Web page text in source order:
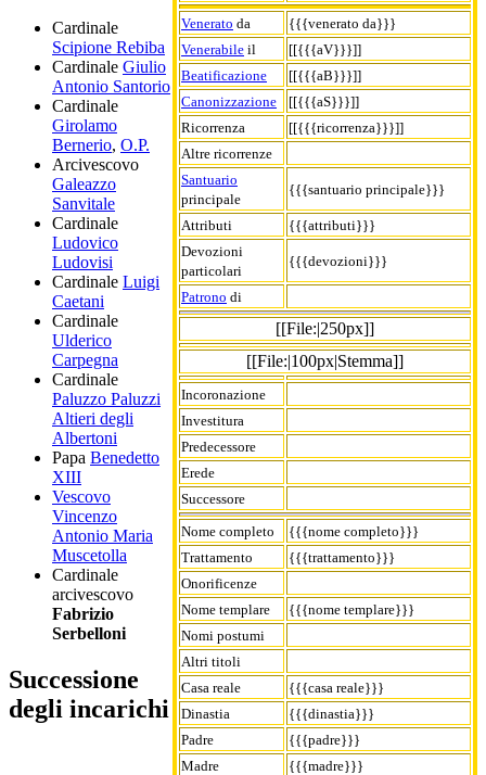
Venerato da
{{{venerato da}}}
Venerabile il
[[{{{aV}}}]]
Beatificazione
[[{{{aB}}}]]
Canonizzazione
[[{{{aS}}}]]
Ricorrenza
[[{{{ricorrenza}}}]]
Altre ricorrenze
Santuario
principale
{{{santuario principale}}}
Attributi
{{{attributi}}}
Devozioni
particolari
{{{devozioni}}}
Patrono di
[[File:|250px]]
[[File:|100px|Stemma]]
Incoronazione
Investitura
Predecessore
Erede
Successore
Nome completo
{{{nome completo}}}
Trattamento
{{{trattamento}}}
Onorificenze
Nome templare
{{{nome templare}}}
Nomi postumi
Altri titoli
Casa reale
{{{casa reale}}}
Dinastia
{{{dinastia}}}
Padre
{{{padre}}}
Madre
{{{madre}}}
Cardinale
Scipione Rebiba
Cardinale Giulio
Antonio Santorio
Cardinale
Girolamo
Bernerio, O.P.
Arcivescovo
Galeazzo
Sanvitale
Cardinale
Ludovico
Ludovisi
Cardinale Luigi
Caetani
Cardinale
Ulderico
Carpegna
Cardinale
Paluzzo Paluzzi
Altieri degli
Albertoni
Papa Benedetto
XIII
Vescovo
Vincenzo
Antonio Maria
Muscetolla
Cardinale
arcivescovo
Fabrizio
Serbelloni
Successione
degli incarichi